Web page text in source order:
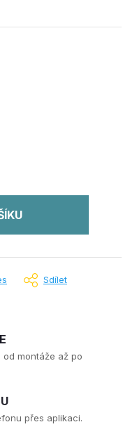
Sdílet
od montáže až po
přes aplikaci.